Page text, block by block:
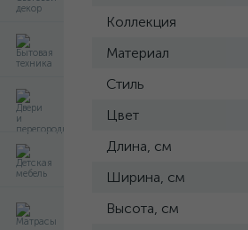
Коллекция
Материал
Стиль
Цвет
Длина, см
Ширина, см
Высота, см